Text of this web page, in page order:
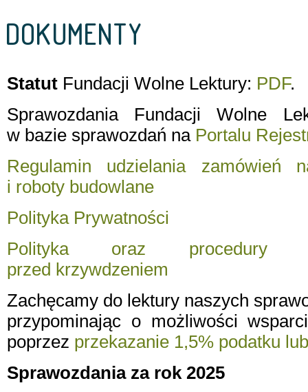
DOKUMENTY
Statut Fundacji Wolne Lektury: PDF.
Sprawozdania Fundacji Wolne
w bazie sprawozdań na Portalu
Regulamin udzielania zamówień
i roboty budowlane
Polityka Prywatności
Polityka oraz procedury
przed krzywdzeniem
Zachęcamy do lektury naszych
przypominając o możliwości
poprzez przekazanie 1,5% podatku
Sprawozdania za rok 2025